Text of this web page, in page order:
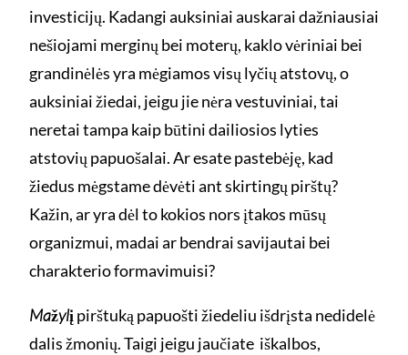
investicijų. Kadangi auksiniai auskarai dažniausiai
nešiojami merginų bei moterų, kaklo vėriniai bei
grandinėlės yra mėgiamos visų lyčių atstovų, o
auksiniai žiedai, jeigu jie nėra vestuviniai, tai
neretai tampa kaip būtini dailiosios lyties
atstovių papuošalai. Ar esate pastebėję, kad
žiedus mėgstame dėvėti ant skirtingų pirštų?
Kažin, ar yra dėl to kokios nors įtakos mūsų
organizmui, madai ar bendrai savijautai bei
charakterio formavimuisi?
Mažylį pirštuką papuošti žiedeliu išdrįsta nedidelė
dalis žmonių. Taigi jeigu jaučiate iškalbos,